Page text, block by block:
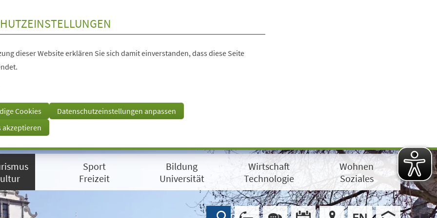
dieser Website erklären Sie sich damit einverstanden, dass diese Seite
Cookies
Datenschutzeinstellungen anpassen
akzeptieren
Sport
Freizeit
Bildung
Universität
Wirtschaft
Technologie
Wohnen
Soziales